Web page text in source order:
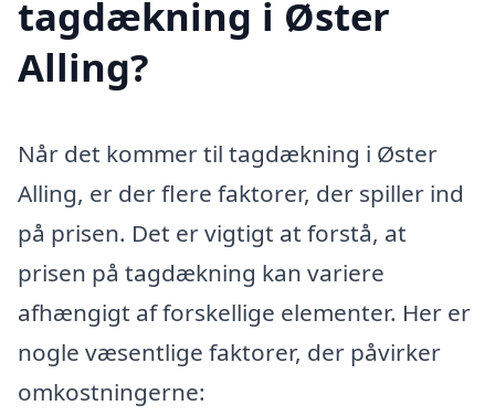
tagdækning i Øster
Alling?
Når det kommer til tagdækning i Øster
Alling, er der flere faktorer, der spiller ind
på prisen. Det er vigtigt at forstå, at
prisen på tagdækning kan variere
afhængigt af forskellige elementer. Her er
nogle væsentlige faktorer, der påvirker
omkostningerne: